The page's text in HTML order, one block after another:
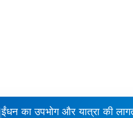
ईंधन का उपभोग और यात्रा की